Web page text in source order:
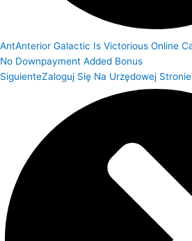
AntAnterior Galactic Is Victorious Online
No Downpayment Added Bonus
SiguienteZaloguj Się Na Urzędowej